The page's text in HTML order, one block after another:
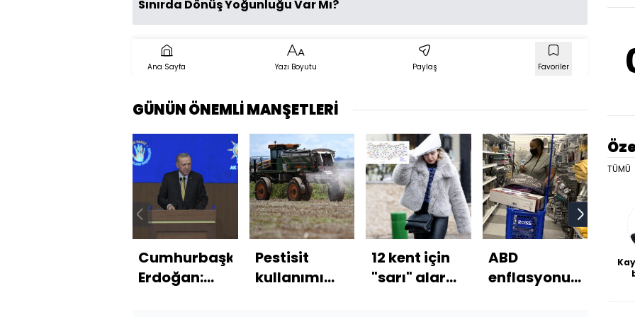
Sınırda Dönüş Yoğunluğu Var Mı?
Ana Sayfa Yazı Boyutu Paylaş Favoriler
GÜNÜN ÖNEMLİ MANŞETLERİ
Cumhurbaşkanı
Erdoğan:
Pestisit
kullanımı
12 kent için
"sarı" alarm
ABD
enflasyonu
TÜMÜ